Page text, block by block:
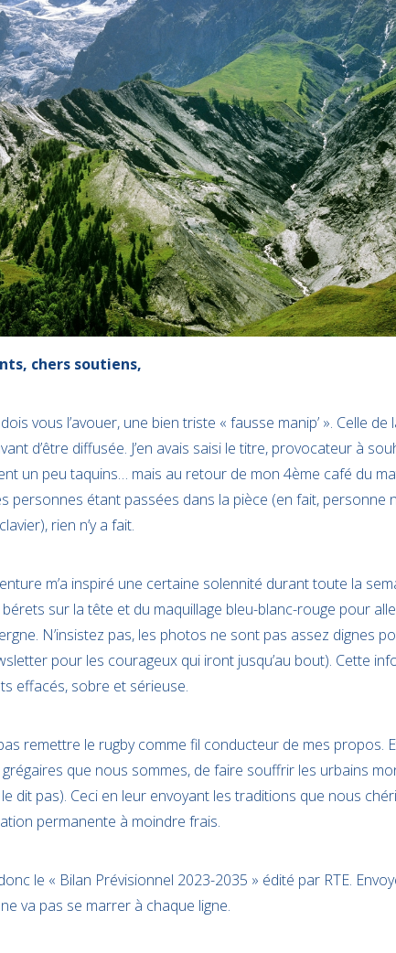
chers soutiens,
vous l’avouer, une bien triste « fausse manip’ ». Celle de
d’être diffusée. J’en avais saisi le titre, provocateur à
un peu taquins… mais au retour de mon 4ème café du
personnes étant passées dans la pièce (en fait, personne
rien n’y a fait.
m’a inspiré une certaine solennité durant toute la
sur la tête et du maquillage bleu-blanc-rouge pour
N’insistez pas, les photos ne sont pas assez dignes
pour les courageux qui iront jusqu’au bout). Cette
effacés, sobre et sérieuse.
remettre le rugby comme fil conducteur de mes propos.
que nous sommes, de faire souffrir les urbains
dit pas). Ceci en leur envoyant les traditions que nous
permanente à moindre frais.
le « Bilan Prévisionnel 2023-2035 » édité par RTE.
va pas se marrer à chaque ligne.